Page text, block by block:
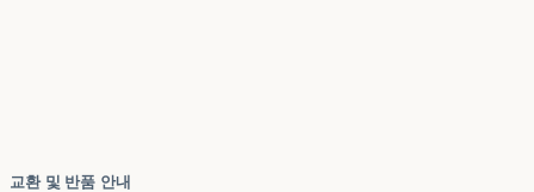
교환 및 반품 안내